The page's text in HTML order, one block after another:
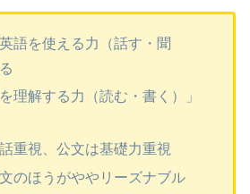
語を使える力（話す・聞
理解する力（読む・書く）」
重視、公文は基礎力重視
のほうがややリーズナブル